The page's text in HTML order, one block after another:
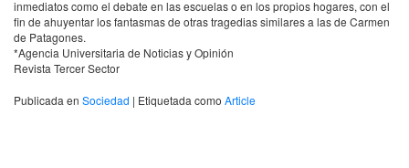
inmediatos como el debate en las escuelas o en los propios hogares, con el
fin de ahuyentar los fantasmas de otras tragedias similares a las de Carmen
de Patagones.
*Agencia Universitaria de Noticias y Opinión
Revista Tercer Sector
Publicada en Sociedad | Etiquetada como Article